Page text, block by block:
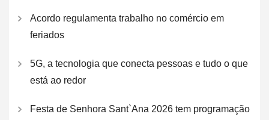
Acordo regulamenta trabalho no comércio em
feriados
5G, a tecnologia que conecta pessoas e tudo o que
está ao redor
Festa de Senhora Sant`Ana 2026 tem programação